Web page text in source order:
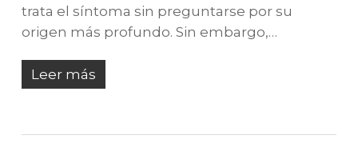
trata el síntoma sin preguntarse por su
origen más profundo. Sin embargo,…
Leer más